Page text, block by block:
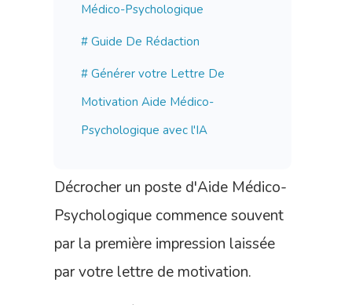
Médico-Psychologique
# Guide De Rédaction
# Générer votre Lettre De
Motivation Aide Médico-
Psychologique avec l'IA
Décrocher un poste d'Aide Médico-
Psychologique commence souvent
par la première impression laissée
par votre lettre de motivation.